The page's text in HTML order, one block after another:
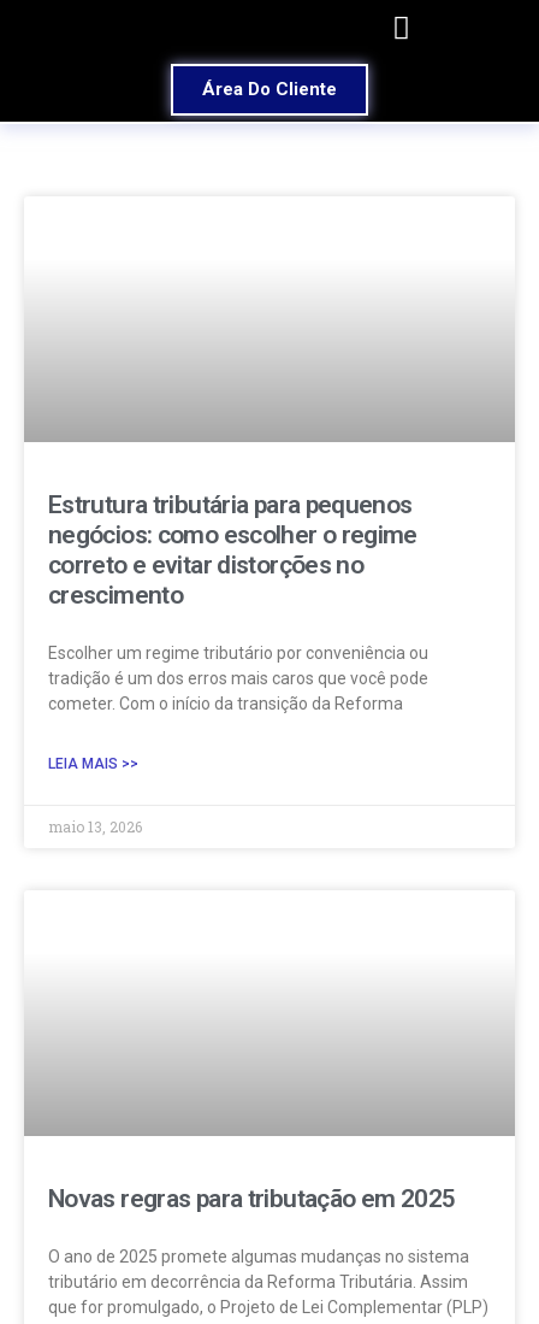
Área Do Cliente
Estrutura tributária para pequenos
negócios: como escolher o regime
correto e evitar distorções no
crescimento
Escolher um regime tributário por conveniência ou
tradição é um dos erros mais caros que você pode
cometer. Com o início da transição da Reforma
LEIA MAIS >>
maio 13, 2026
Novas regras para tributação em 2025
O ano de 2025 promete algumas mudanças no sistema
tributário em decorrência da Reforma Tributária. Assim
que for promulgado, o Projeto de Lei Complementar (PLP)